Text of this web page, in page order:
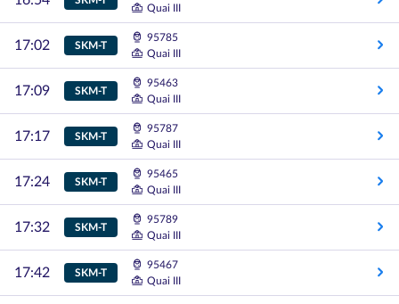
Quai III
17:02 SKM-T
95785
Quai III
17:09 SKM-T
95463
Quai III
17:17 SKM-T
95787
Quai III
17:24 SKM-T
95465
Quai III
17:32 SKM-T
95789
Quai III
17:42 SKM-T
95467
Quai III